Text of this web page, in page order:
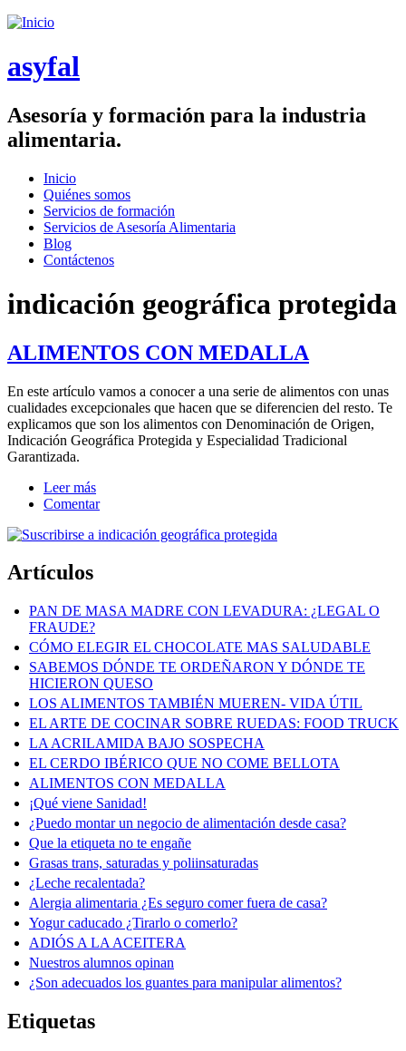
Saltar menu
asyfal
Asesoría y formación para la industria
alimentaria.
Menú principal
Inicio
Quiénes somos
Servicios de formación
Servicios de Asesoría Alimentaria
Blog
Contáctenos
indicación geográfica protegida
ALIMENTOS CON MEDALLA
En este artículo vamos a conocer a una serie de alimentos con unas
cualidades excepcionales que hacen que se diferencien del resto. Te
explicamos que son los alimentos con Denominación de Origen,
Indicación Geográfica Protegida y Especialidad Tradicional
Garantizada.
Leer más
Comentar
Artículos
PAN DE MASA MADRE CON LEVADURA: ¿LEGAL O
FRAUDE?
CÓMO ELEGIR EL CHOCOLATE MAS SALUDABLE
SABEMOS DÓNDE TE ORDEÑARON Y DÓNDE TE
HICIERON QUESO
LOS ALIMENTOS TAMBIÉN MUEREN- VIDA ÚTIL
EL ARTE DE COCINAR SOBRE RUEDAS: FOOD TRUCK
LA ACRILAMIDA BAJO SOSPECHA
EL CERDO IBÉRICO QUE NO COME BELLOTA
ALIMENTOS CON MEDALLA
¡Qué viene Sanidad!
¿Puedo montar un negocio de alimentación desde casa?
Que la etiqueta no te engañe
Grasas trans, saturadas y poliinsaturadas
¿Leche recalentada?
Alergia alimentaria ¿Es seguro comer fuera de casa?
Yogur caducado ¿Tirarlo o comerlo?
ADIÓS A LA ACEITERA
Nuestros alumnos opinan
¿Son adecuados los guantes para manipular alimentos?
Etiquetas